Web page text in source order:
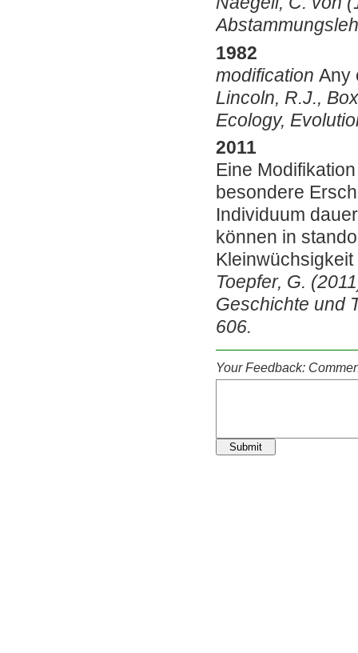
1982
modification Any
Lincoln, R.J.,
Ecology,
2011
Eine
besondere
Individuum
können in
Toepfer, G.
Geschichte und
606.
Your Feedback:
Submit